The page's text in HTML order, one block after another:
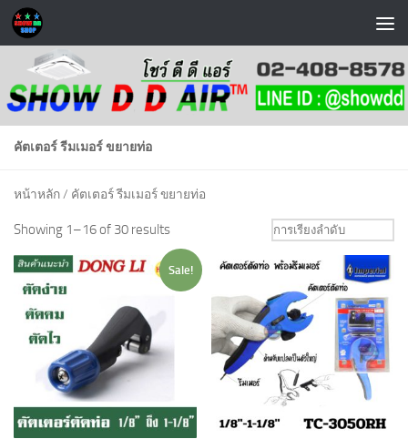
Skip to content
คัตเตอร์ รีมเมอร์ ขยายท่อ
หน้าหลัก/ คัตเตอร์ รีมเมอร์ ขยายท่อ
Showing 1–16 of 30 results
Sale!